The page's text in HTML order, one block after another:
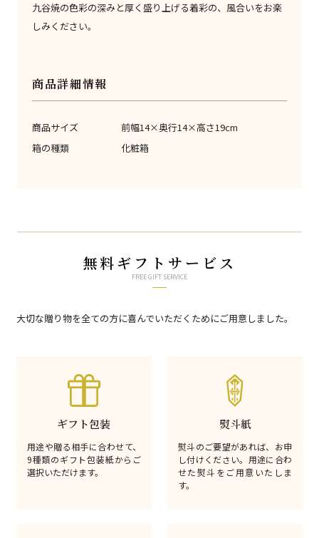
九谷焼の色彩の深みと厚く盛り上げる着彩の、風合いをお楽
しみください。
商品詳細情報
商品サイズ
前幅14×奥行14×高さ19cm
箱の種類
化粧箱
無料ギフトサービス
FREE GIFT SERVICE
大切な贈り物を全ての方に喜んでいただくためにご用意しました。
ギフト包装
用途や贈る相手に合わせて、
9種類のギフト包装紙からご
選択いただけます。
熨斗紙
熨斗のご要望があれば、お申
し付けください。用途に合わ
せた熨斗をご用意いたしま
す。